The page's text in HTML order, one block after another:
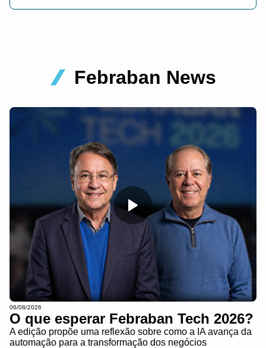
Febraban News
06/08/2026
O que esperar Febraban Tech 2026​?
A edição propõe uma reflexão sobre como a IA avança da
automação para a transformação dos negócios